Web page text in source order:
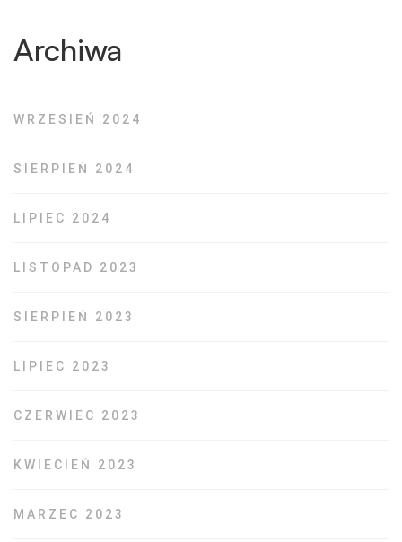
Archiwa
WRZESIEŃ 2024
SIERPIEŃ 2024
LIPIEC 2024
LISTOPAD 2023
SIERPIEŃ 2023
LIPIEC 2023
CZERWIEC 2023
KWIECIEŃ 2023
MARZEC 2023